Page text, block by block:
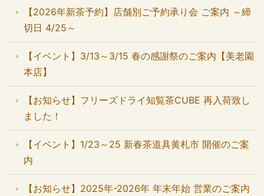
【2026年新茶予約】店舗別ご予約承り会 ご案内 ～締
切日 4/25～
【イベント】3/13～3/15 春の感謝祭のご案内【美老園
本店】
【お知らせ】フリーズドライ知覧茶CUBE 再入荷致し
ました！
【イベント】1/23～25 新春茶道具黄札市 開催のご案
内
【お知らせ】2025年-2026年 年末年始 営業のご案内